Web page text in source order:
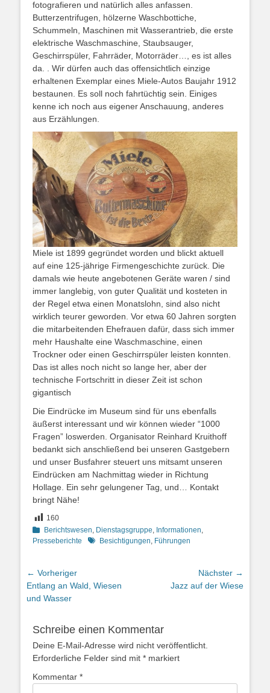
fotografieren und natürlich alles anfassen.
Butterzentrifugen, hölzerne Waschbottiche,
Schummeln, Maschinen mit Wasserantrieb, die erste
elektrische Waschmaschine, Staubsauger,
Geschirrspüler, Fahrräder, Motorräder…, es ist alles
da. . Wir dürfen auch das offensichtlich einzige
erhaltenen Exemplar eines Miele-Autos Baujahr 1912
bestaunen. Es soll noch fahrtüchtig sein. Einiges
kenne ich noch aus eigener Anschauung, anderes
aus Erzählungen.
Miele ist 1899 gegründet worden und blickt aktuell
auf eine 125-jährige Firmengeschichte zurück. Die
damals wie heute angebotenen Geräte waren / sind
immer langlebig, von guter Qualität und kosteten in
der Regel etwa einen Monatslohn, sind also nicht
wirklich teurer geworden. Vor etwa 60 Jahren sorgten
die mitarbeitenden Ehefrauen dafür, dass sich immer
mehr Haushalte eine Waschmaschine, einen
Trockner oder einen Geschirrspüler leisten konnten.
Das ist alles noch nicht so lange her, aber der
technische Fortschritt in dieser Zeit ist schon
gigantisch
Die Eindrücke im Museum sind für uns ebenfalls
äußerst interessant und wir können wieder “1000
Fragen” loswerden. Organisator Reinhard Kruithoff
bedankt sich anschließend bei unseren Gastgebern
und unser Busfahrer steuert uns mitsamt unseren
Eindrücken am Nachmittag wieder in Richtung
Hollage. Ein sehr gelungener Tag, und… Kontakt
bringt Nähe!
160
Kategorien
Berichtswesen, Dienstagsgruppe, Informationen,
Presseberichte
Schlagworte
Besichtigungen, Führungen
Beitragsnavigation
← Vorheriger
Vorheriger
Beitrag:
Entlang an Wald, Wiesen
und Wasser
Nächster →
Jazz auf der Wiese
Schreibe einen Kommentar
Deine E-Mail-Adresse wird nicht veröffentlicht.
Erforderliche Felder sind mit * markiert
Kommentar *